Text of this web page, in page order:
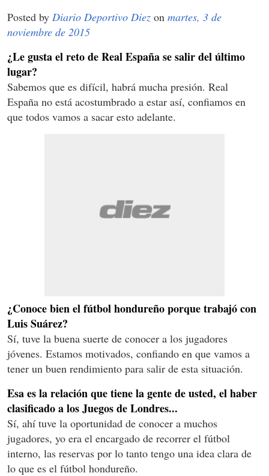
Posted by Diario Deportivo Diez on martes, 3 de
noviembre de 2015
¿Le gusta el reto de Real España se salir del último
lugar?
Sabemos que es difícil, habrá mucha presión. Real
España no está acostumbrado a estar así, confiamos en
que todos vamos a sacar esto adelante.
¿Conoce bien el fútbol hondureño porque trabajó con
Luis Suárez?
Sí, tuve la buena suerte de conocer a los jugadores
jóvenes. Estamos motivados, confiando en que vamos a
tener un buen rendimiento para salir de esta situación.
Esa es la relación que tiene la gente de usted, el haber
clasificado a los Juegos de Londres...
Sí, ahí tuve la oportunidad de conocer a muchos
jugadores, yo era el encargado de recorrer el fútbol
interno, las reservas por lo tanto tengo una idea clara de
lo que es el fútbol hondureño.